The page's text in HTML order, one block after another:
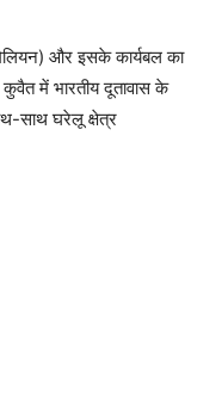
और इसके कार्यबल का
में भारतीय दूतावास के
साथ घरेलू क्षेत्र